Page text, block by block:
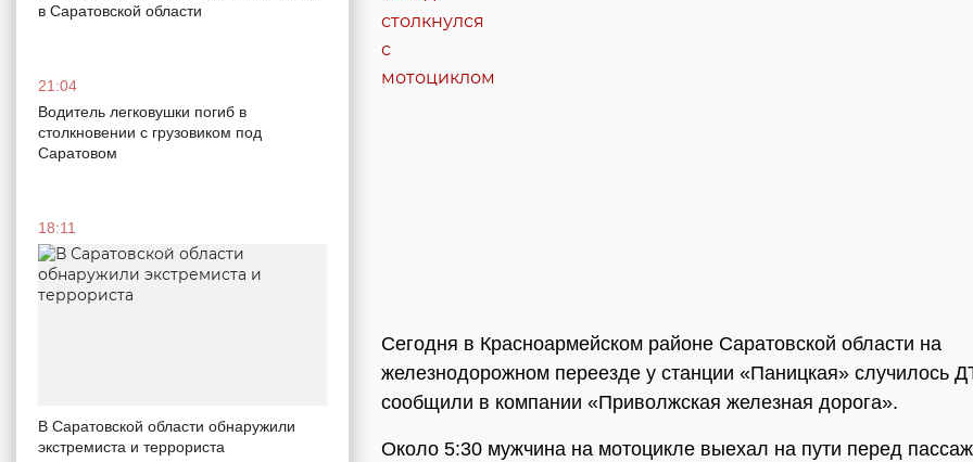
в Саратовской области
21:04
Водитель легковушки погиб в
столкновении с грузовиком под
Саратовом
18:11
В Саратовской области обнаружили
экстремиста и террориста
Сегодня в Красноармейском районе Саратовской области на
железнодорожном переезде у станции «Паницкая» случилось
сообщили в компании «Приволжская железная дорога».
Около 5:30 мужчина на мотоцикле выехал на пути перед